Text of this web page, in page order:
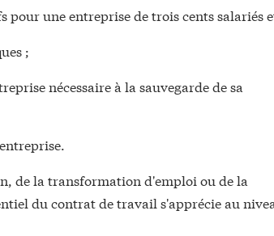
pour une entreprise de trois cents salariés
;
nécessaire à la sauvegarde de sa
de la transformation d'emploi ou de la
du contrat de travail s'apprécie au